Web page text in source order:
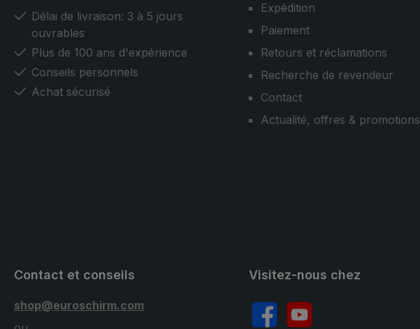
Délai de livraison: 3 à 5 jours
ouvrables
Plus de 100 ans d'expérience
Conseils personnels
Achat sécurisé
Expédition
Paiement
Retours et réclamations
Recherche de revendeur
Contact
Actualité, offres & promotions
Visitez-nous chez
FacebookYouTube
Contact et conseils
shop@euroschirm.com